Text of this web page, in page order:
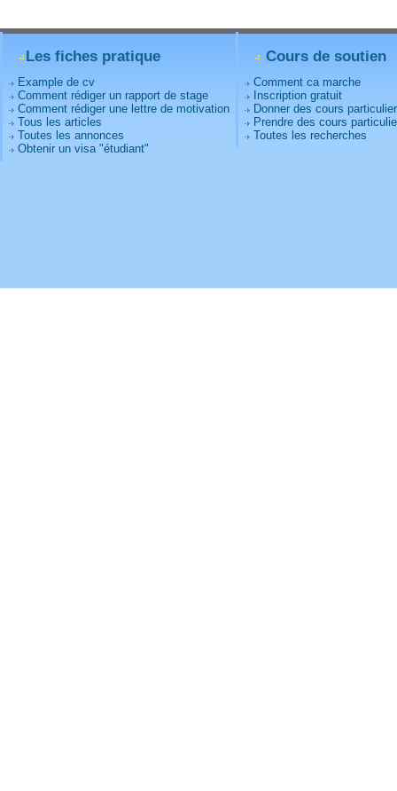
Les fiches pratique
Example de cv
Comment rédiger un rapport de stage
Comment rédiger une lettre de motivation
Tous les articles
Toutes les annonces
Obtenir un visa "étudiant"
Cours de soutien
Comment ca marche
Inscription gratuit
Donner des cours
Prendre des cours
Toutes les recherches